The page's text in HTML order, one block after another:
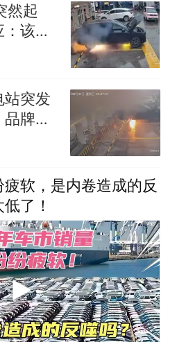
然起
该车
方维
站突发
牌回
软，是内卷造成的反
了！